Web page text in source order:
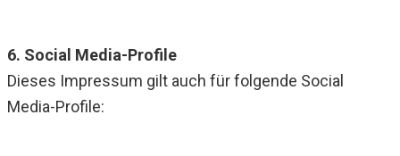
6. Social Media-Profile
Dieses Impressum gilt auch für folgende Social
Media-Profile: